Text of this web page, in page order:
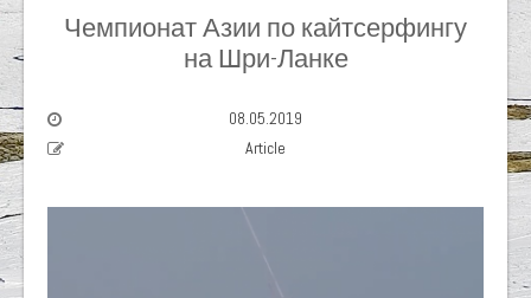
Чемпионат Азии по кайтсерфингу
на Шри-Ланке
08.05.2019
Article